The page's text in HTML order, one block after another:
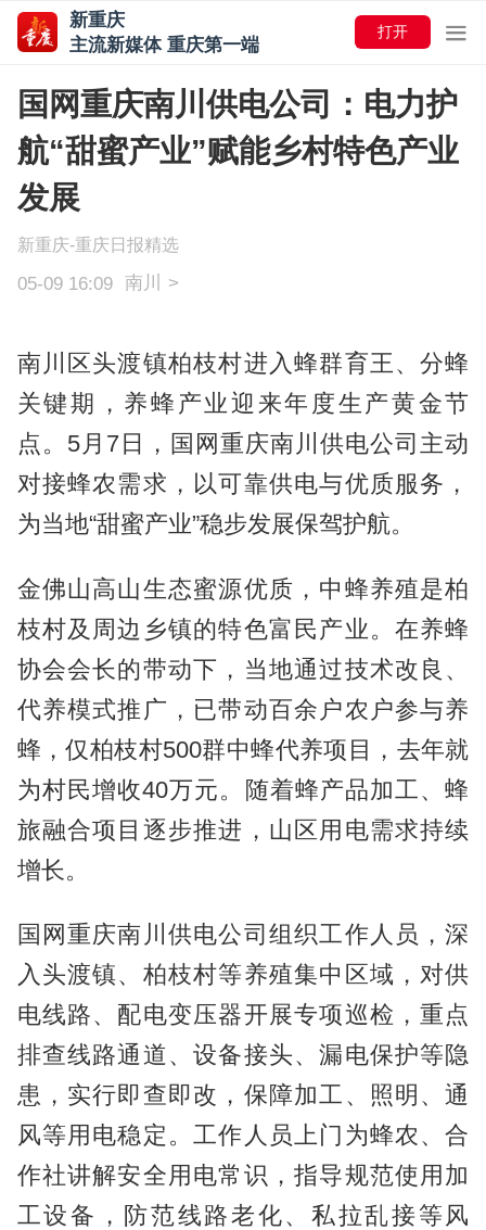
新重庆
主流新媒体 重庆第一端
打开
国网重庆南川供电公司：电力护
航“甜蜜产业”赋能乡村特色产业
发展
新重庆-重庆日报精选
05-09 16:09 南川 >
南川区头渡镇柏枝村进入蜂群育王、分蜂
关键期，养蜂产业迎来年度生产黄金节
点。5月7日，国网重庆南川供电公司主动
对接蜂农需求，以可靠供电与优质服务，
为当地“甜蜜产业”稳步发展保驾护航。
金佛山高山生态蜜源优质，中蜂养殖是柏
枝村及周边乡镇的特色富民产业。在养蜂
协会会长的带动下，当地通过技术改良、
代养模式推广，已带动百余户农户参与养
蜂，仅柏枝村500群中蜂代养项目，去年就
为村民增收40万元。随着蜂产品加工、蜂
旅融合项目逐步推进，山区用电需求持续
增长。
国网重庆南川供电公司组织工作人员，深
入头渡镇、柏枝村等养殖集中区域，对供
电线路、配电变压器开展专项巡检，重点
排查线路通道、设备接头、漏电保护等隐
患，实行即查即改，保障加工、照明、通
风等用电稳定。工作人员上门为蜂农、合
作社讲解安全用电常识，指导规范使用加
工设备，防范线路老化、私拉乱接等风